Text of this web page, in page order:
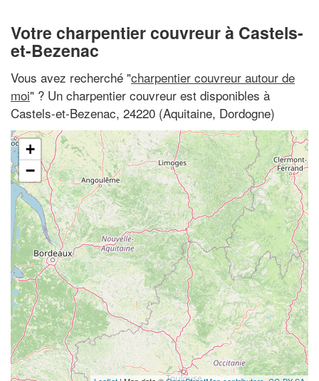
Votre charpentier couvreur à Castels-
et-Bezenac
Vous avez recherché "charpentier couvreur autour de
moi" ? Un charpentier couvreur est disponibles à
Castels-et-Bezenac, 24220 (Aquitaine, Dordogne)
+
−